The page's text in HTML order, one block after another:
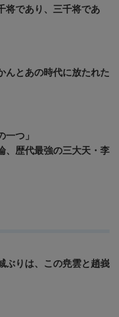
将であり、三千将であ
んとあの時代に放たれた
一つ」
、歴代最強の三大天・李
ぶりは、この尭雲と趙峩